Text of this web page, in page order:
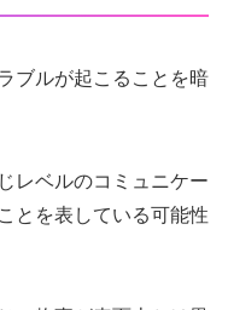
ブルが起こることを暗
レベルのコミュニケー
とを表している可能性